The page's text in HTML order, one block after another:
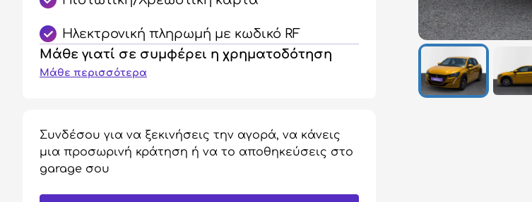
Ηλεκτρονική πληρωμή με κωδικό RF
Μάθε γιατί σε συμφέρει η χρηματοδότηση
Μάθε περισσότερα
Συνδέσου για να ξεκινήσεις την αγορά, να κάνεις
μια προσωρινή κράτηση ή να το αποθηκεύσεις στο
garage σου